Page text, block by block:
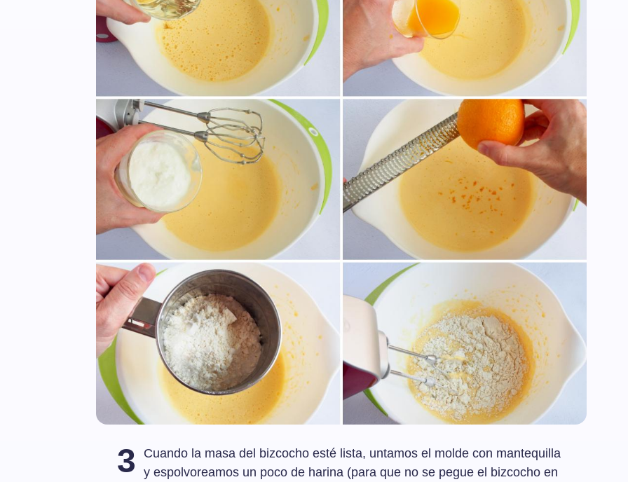
3
Cuando la masa del bizcocho esté lista, untamos el molde con mantequilla
y espolvoreamos un poco de harina (para que no se pegue el bizcocho en